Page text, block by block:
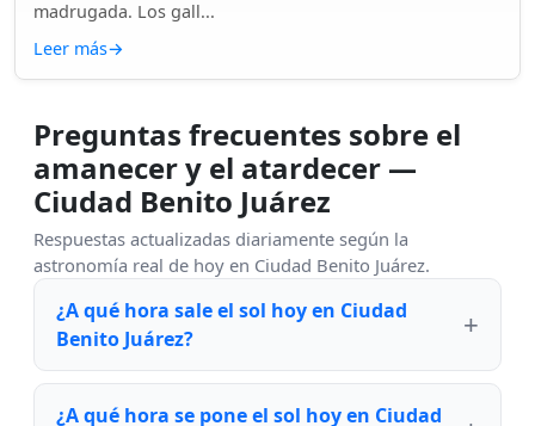
madrugada. Los gall...
Leer más→
Preguntas frecuentes sobre el
amanecer y el atardecer —
Ciudad Benito Juárez
Respuestas actualizadas diariamente según la
astronomía real de hoy en Ciudad Benito Juárez.
¿A qué hora sale el sol hoy en Ciudad
Benito Juárez?
¿A qué hora se pone el sol hoy en Ciudad